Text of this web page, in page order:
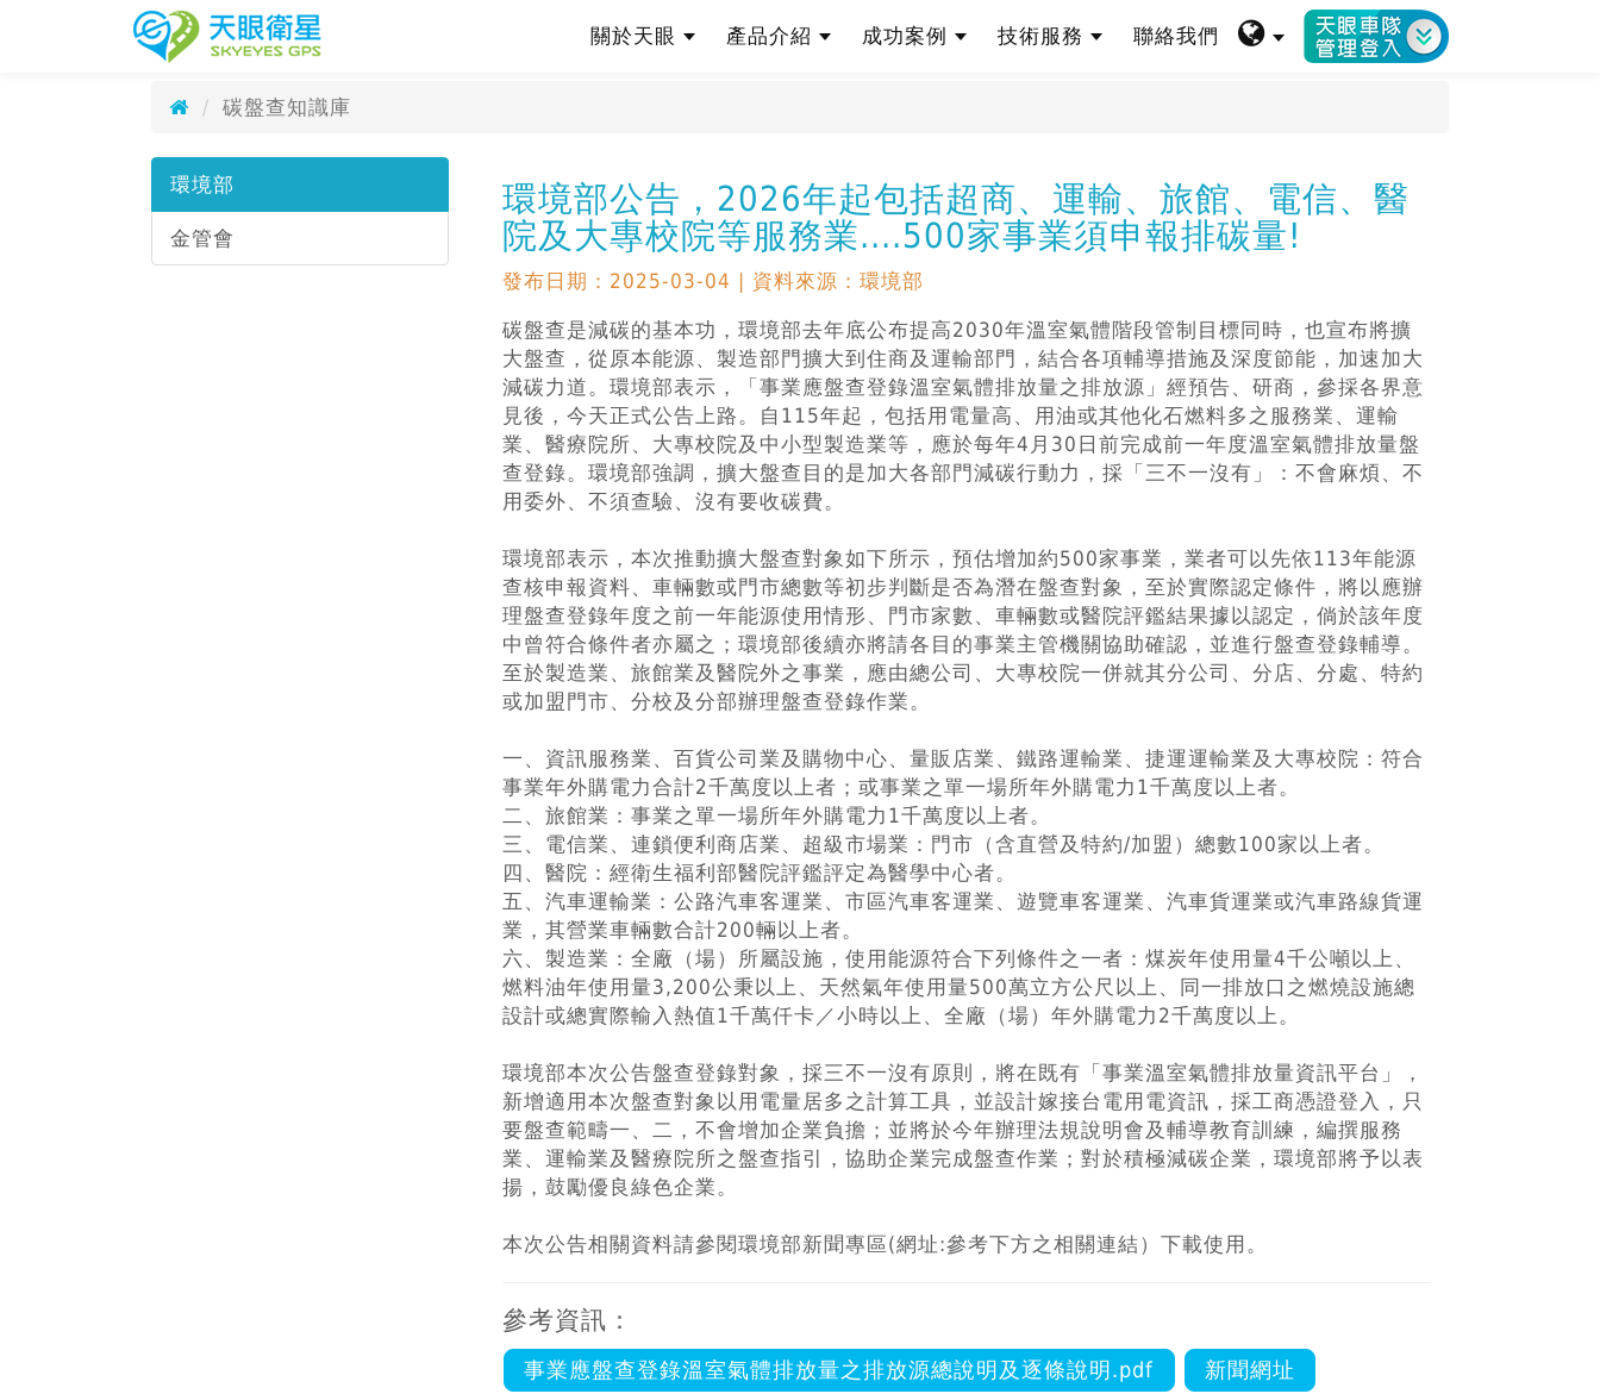
天眼衛星科技股份有限公司
關於天眼 產品介紹 成功案例 技術服務 聯絡我們
碳盤查知識庫 Carbon Footprint Knowledge Base
碳盤查知識庫
環境部
金管會
環境部公告，2026年起包括超商、運輸、旅館、電信、醫
院及大專校院等服務業....500家事業須申報排碳量!
發布日期：2025-03-04 | 資料來源：環境部
碳盤查是減碳的基本功，環境部去年底公布提高2030年溫室氣體階段管制目標同時，也宣布將擴
大盤查，從原本能源、製造部門擴大到住商及運輸部門，結合各項輔導措施及深度節能，加速加大
減碳力道。環境部表示，「事業應盤查登錄溫室氣體排放量之排放源」經預告、研商，參採各界意
見後，今天正式公告上路。自115年起，包括用電量高、用油或其他化石燃料多之服務業、運輸
業、醫療院所、大專校院及中小型製造業等，應於每年4月30日前完成前一年度溫室氣體排放量盤
查登錄。環境部強調，擴大盤查目的是加大各部門減碳行動力，採「三不一沒有」：不會麻煩、不
用委外、不須查驗、沒有要收碳費。
環境部表示，本次推動擴大盤查對象如下所示，預估增加約500家事業，業者可以先依113年能源
查核申報資料、車輛數或門市總數等初步判斷是否為潛在盤查對象，至於實際認定條件，將以應辦
理盤查登錄年度之前一年能源使用情形、門市家數、車輛數或醫院評鑑結果據以認定，倘於該年度
中曾符合條件者亦屬之；環境部後續亦將請各目的事業主管機關協助確認，並進行盤查登錄輔導。
至於製造業、旅館業及醫院外之事業，應由總公司、大專校院一併就其分公司、分店、分處、特約
或加盟門市、分校及分部辦理盤查登錄作業。
一、資訊服務業、百貨公司業及購物中心、量販店業、鐵路運輸業、捷運運輸業及大專校院：符合
事業年外購電力合計2千萬度以上者；或事業之單一場所年外購電力1千萬度以上者。
二、旅館業：事業之單一場所年外購電力1千萬度以上者。
三、電信業、連鎖便利商店業、超級市場業：門市（含直營及特約/加盟）總數100家以上者。
四、醫院：經衛生福利部醫院評鑑評定為醫學中心者。
五、汽車運輸業：公路汽車客運業、市區汽車客運業、遊覽車客運業、汽車貨運業或汽車路線貨運
業，其營業車輛數合計200輛以上者。
六、製造業：全廠（場）所屬設施，使用能源符合下列條件之一者：煤炭年使用量4千公噸以上、
燃料油年使用量3,200公秉以上、天然氣年使用量500萬立方公尺以上、同一排放口之燃燒設施總
設計或總實際輸入熱值1千萬仟卡／小時以上、全廠（場）年外購電力2千萬度以上。
環境部本次公告盤查登錄對象，採三不一沒有原則，將在既有「事業溫室氣體排放量資訊平台」，
新增適用本次盤查對象以用電量居多之計算工具，並設計嫁接台電用電資訊，採工商憑證登入，只
要盤查範疇一、二，不會增加企業負擔；並將於今年辦理法規說明會及輔導教育訓練，編撰服務
業、運輸業及醫療院所之盤查指引，協助企業完成盤查作業；對於積極減碳企業，環境部將予以表
揚，鼓勵優良綠色企業。
本次公告相關資料請參閱環境部新聞專區(網址:參考下方之相關連結）下載使用。
參考資訊：
事業應盤查登錄溫室氣體排放量之排放源總說明及逐條說明.pdf 新聞網址